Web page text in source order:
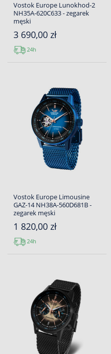
Vostok Europe Lunokhod-2
NH35A-620C633 - zegarek
męski
3 690,00 zł
24h
Vostok Europe Limousine
GAZ-14 NH38A-560D681B -
zegarek męski
1 820,00 zł
24h